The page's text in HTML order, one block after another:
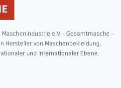
e.V. – Gesamtmasche –
Hersteller von Maschenbekleidung,
und internationaler Ebene.